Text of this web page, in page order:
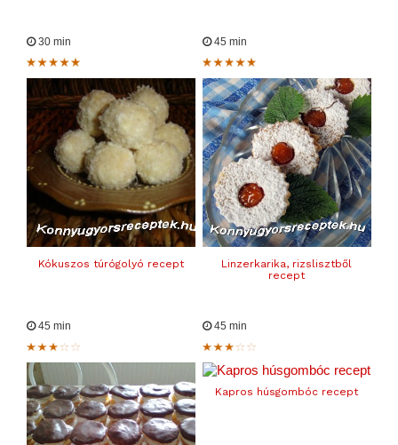
30 min
Kókuszos túrógolyó recept
45 min
Linzerkarika, rizslisztből
recept
45 min 45 min
Kapros húsgombóc recept